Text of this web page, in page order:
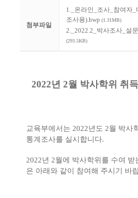
첨부파일
1._온라인_조사_참여자_
조사용).hwp (1.31MB)
2._2022.2_박사조사_설
(293.5KB)
2022년 2월 박사학위 취
교육부에서는 2022년도 2월 박사
통계조사를 실시합니다.
2022년 2월에 박사학위를 수여 받
은 아래와 같이 참여해 주시기 바